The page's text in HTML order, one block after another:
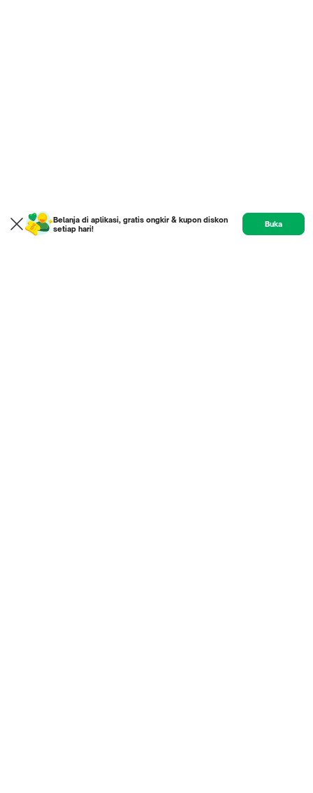
Belanja di aplikasi, gratis ongkir & kupon diskon
setiap hari!
Buka